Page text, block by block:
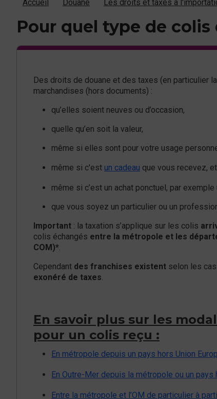
Accueil Douane Les droits et taxes à
Pour quel type de
Des droits de douane et des taxes (en particulier
marchandises (hors documents) :
qu’elles soient neuves ou d’occasion,
quelle qu’en soit la valeur,
même si elles sont pour votre usage
même si c'est un cadeau que vous recevez,
même si c’est un achat ponctuel, par
que vous soyez un particulier ou un
Important : la taxation s’applique sur les colis
colis échangés entre la métropole et les
COM)*
Cependant des franchises existent selon les
exonéré de taxes
En savoir plus sur les
pour un colis reçu :
En métropole depuis un pays hors Union
En Outre-Mer depuis la métropole ou un pays
Entre la métropole et l’OM de particulier à